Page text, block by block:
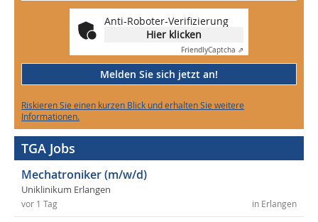
Anti-Roboter-Verifizierung
Hier klicken
FriendlyCaptcha ⇗
Melden Sie sich jetzt an!
Riskieren Sie einen kurzen Blick und erhalten Sie weitere
Informationen.
TGA Jobs
Mechatroniker (m/w/d)
Uniklinikum Erlangen
in Erlangen
vor 1 Tag